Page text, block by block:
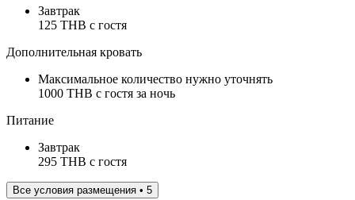
Завтрак
125 THB c гостя
Дополнительная кровать
Максимальное количество нужно уточнять
1000 THB с гостя за ночь
Питание
Завтрак
295 THB c гостя
Все условия размещения • 5